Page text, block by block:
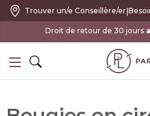
Trouver un/e Conseillère/er|